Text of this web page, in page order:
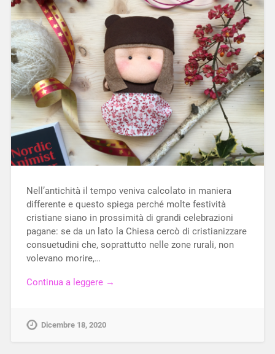
Nell’antichità il tempo veniva calcolato in maniera
differente e questo spiega perché molte festività
cristiane siano in prossimità di grandi celebrazioni
pagane: se da un lato la Chiesa cercò di cristianizzare
consuetudini che, soprattutto nelle zone rurali, non
volevano morire,…
Continua a leggere →
Dicembre 18, 2020